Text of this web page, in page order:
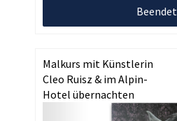
Beendet
Malkurs mit Künstlerin
Cleo Ruisz & im Alpin-
Hotel übernachten